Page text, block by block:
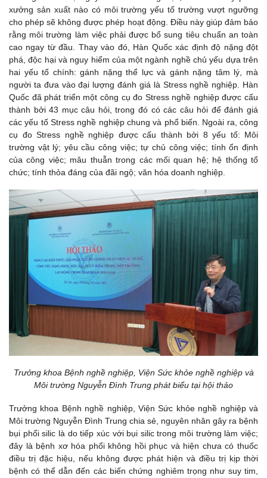
xưởng sản xuất nào có môi trường yếu tố trường vượt ngưỡng
cho phép sẽ không được phép hoạt động. Điều này giúp đảm bảo
rằng môi trường làm việc phải được bổ sung tiêu chuẩn an toàn
cao ngay từ đầu. Thay vào đó, Hàn Quốc xác định độ nặng đột
phá, độc hại và nguy hiểm của một ngành nghề chủ yếu dựa trên
hai yếu tố chính: gánh nặng thể lực và gánh nặng tâm lý, mà
người ta đưa vào đại lượng đánh giá là Stress nghề nghiệp. Hàn
Quốc đã phát triển một công cụ đo Stress nghề nghiệp được cấu
thành bởi 43 mục câu hỏi, trong đó có các câu hỏi để đánh giá
các yếu tố Stress nghề nghiệp chung và phổ biến. Ngoài ra, công
cụ đo Stress nghề nghiệp được cấu thành bởi 8 yếu tố: Môi
trường vật lý; yêu cầu công việc; tự chủ công việc; tính ổn định
của công việc; mâu thuẫn trong các mối quan hệ; hệ thống tổ
chức; tính thỏa đáng của đãi ngộ; văn hóa doanh nghiệp.
Trưởng khoa Bệnh nghề nghiệp, Viện Sức khỏe nghề nghiệp và
Môi trường Nguyễn Đình Trung phát biểu tại hội thảo
Trưởng khoa Bệnh nghề nghiệp, Viện Sức khỏe nghề nghiệp và
Môi trường Nguyễn Đình Trung chia sẻ, nguyên nhân gây ra bệnh
bụi phổi silic là do tiếp xúc với bụi silic trong môi trường làm việc;
đây là bệnh xơ hóa phổi không hồi phục và hiện chưa có thuốc
điều trị đặc hiệu, nếu không được phát hiện và điều trị kịp thời
bệnh có thể dẫn đến các biến chứng nghiêm trọng như suy tim,